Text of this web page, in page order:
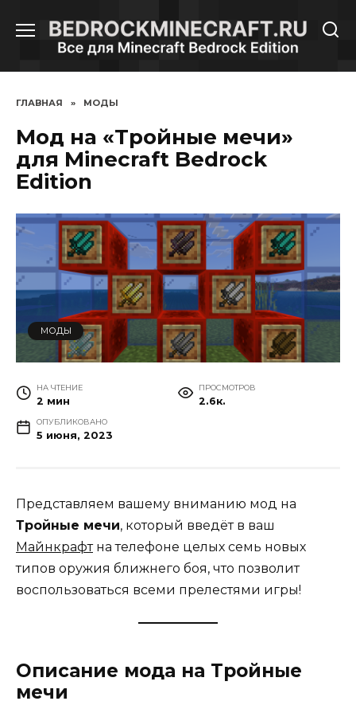
содержанию
ГЛАВНАЯ » МОДЫ
Мод на «Тройные мечи»
для Minecraft Bedrock
Edition
МОДЫ
НА ЧТЕНИЕ
2 мин
ПРОСМОТРОВ
2.6к.
ОПУБЛИКОВАНО
5 июня, 2023
Представляем вашему вниманию мод на
Тройные мечи, который введёт в ваш
Майнкрафтна телефоне целых семь новых
типов оружия ближнего боя, что позволит
воспользоваться всеми прелестями игры!
Описание мода на Тройные
мечи